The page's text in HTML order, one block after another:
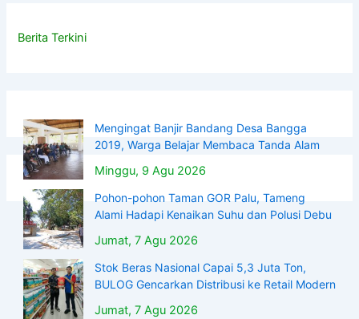
Berita Terkini
Mengingat Banjir Bandang Desa Bangga
2019, Warga Belajar Membaca Tanda Alam
Minggu, 9 Agu 2026
Pohon-pohon Taman GOR Palu, Tameng
Alami Hadapi Kenaikan Suhu dan Polusi Debu
Jumat, 7 Agu 2026
Stok Beras Nasional Capai 5,3 Juta Ton,
BULOG Gencarkan Distribusi ke Retail Modern
Jumat, 7 Agu 2026